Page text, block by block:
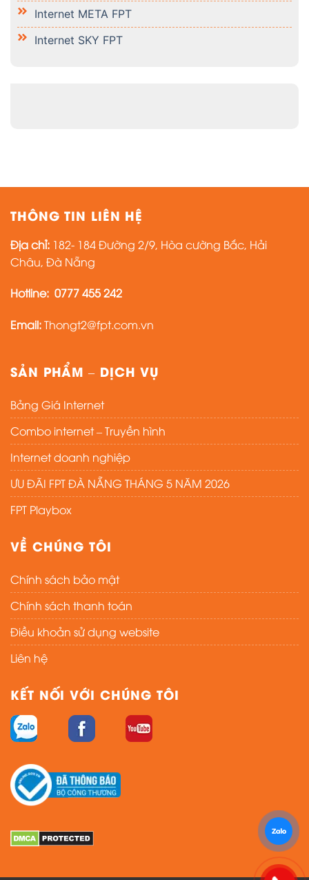
Internet META FPT
Internet SKY FPT
THÔNG TIN LIÊN HỆ
Địa chỉ: 182- 184 Đường 2/9, Hòa cường Bắc, Hải
Châu, Đà Nẵng
Hotline: 0777 455 242
Email:Thongt2@fpt.com.vn
SẢN PHẨM – DỊCH VỤ
Bảng Giá Internet
Combo internet – Truyền hình
Internet doanh nghiệp
ƯU ĐÃI FPT ĐÀ NẴNG THÁNG 5 NĂM 2026
FPT Playbox
VỀ CHÚNG TÔI
Chính sách bảo mật
Chính sách thanh toán
Điều khoản sử dụng website
Liên hệ
KẾT NỐI VỚI CHÚNG TÔI